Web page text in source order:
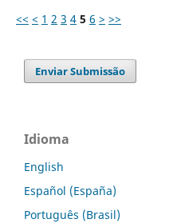
<< < 1 2 3 4 5 6 > >>
Enviar Submissão
Idioma
English
Español (España)
Português (Brasil)